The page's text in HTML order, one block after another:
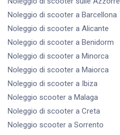
Noleggio di scooter a Barcellona
Noleggio di scooter a Alicante
Noleggio di scooter a Benidorm
Noleggio di scooter a Minorca
Noleggio di scooter a Maiorca
Noleggio di scooter a Ibiza
Noleggio scooter a Malaga
Noleggio di scooter a Creta
Noleggio scooter a Sorrento